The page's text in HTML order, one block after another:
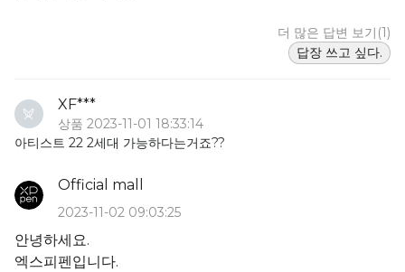
더 많은 답변 보기(1)
답장 쓰고 싶다.
XF***
상품 2023-11-01 18:33:14
아티스트 22 2세대 가능하다는거죠??
Official mall
2023-11-02 09:03:25
안녕하세요.
엑스피펜입니다.